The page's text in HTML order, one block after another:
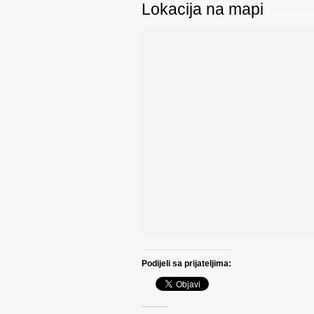
Lokacija na mapi
Podijeli sa prijateljima: